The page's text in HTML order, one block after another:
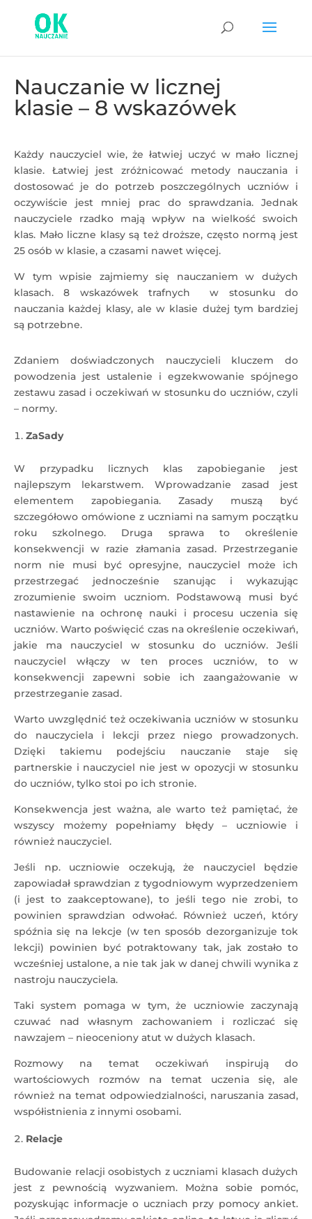
Nauczanie w licznej
klasie – 8 wskazówek
Każdy nauczyciel wie, że łatwiej uczyć w mało licznej
klasie. Łatwiej jest zróżnicować metody nauczania i
dostosować je do potrzeb poszczególnych uczniów i
oczywiście jest mniej prac do sprawdzania. Jednak
nauczyciele rzadko mają wpływ na wielkość swoich
klas. Mało liczne klasy są też droższe, często normą jest
25 osób w klasie, a czasami nawet więcej.
W tym wpisie zajmiemy się nauczaniem w dużych
klasach. 8 wskazówek trafnych w stosunku do
nauczania każdej klasy, ale w klasie dużej tym bardziej
są potrzebne.
Zdaniem doświadczonych nauczycieli kluczem do
powodzenia jest ustalenie i egzekwowanie spójnego
zestawu zasad i oczekiwań w stosunku do uczniów, czyli
– normy.
ZaSady
W przypadku licznych klas zapobieganie jest
najlepszym lekarstwem. Wprowadzanie zasad jest
elementem zapobiegania. Zasady muszą być
szczegółowo omówione z uczniami na samym początku
roku szkolnego. Druga sprawa to określenie
konsekwencji w razie złamania zasad. Przestrzeganie
norm nie musi być opresyjne, nauczyciel może ich
przestrzegać jednocześnie szanując i wykazując
zrozumienie swoim uczniom. Podstawową musi być
nastawienie na ochronę nauki i procesu uczenia się
uczniów. Warto poświęcić czas na określenie oczekiwań,
jakie ma nauczyciel w stosunku do uczniów. Jeśli
nauczyciel włączy w ten proces uczniów, to w
konsekwencji zapewni sobie ich zaangażowanie w
przestrzeganie zasad.
Warto uwzględnić też oczekiwania uczniów w stosunku
do nauczyciela i lekcji przez niego prowadzonych.
Dzięki takiemu podejściu nauczanie staje się
partnerskie i nauczyciel nie jest w opozycji w stosunku
do uczniów, tylko stoi po ich stronie.
Konsekwencja jest ważna, ale warto też pamiętać, że
wszyscy możemy popełniamy błędy – uczniowie i
również nauczyciel.
Jeśli np. uczniowie oczekują, że nauczyciel będzie
zapowiadał sprawdzian z tygodniowym wyprzedzeniem
(i jest to zaakceptowane), to jeśli tego nie zrobi, to
powinien sprawdzian odwołać. Również uczeń, który
spóźnia się na lekcje (w ten sposób dezorganizuje tok
lekcji) powinien być potraktowany tak, jak zostało to
wcześniej ustalone, a nie tak jak w danej chwili wynika z
nastroju nauczyciela.
Taki system pomaga w tym, że uczniowie zaczynają
czuwać nad własnym zachowaniem i rozliczać się
nawzajem – nieoceniony atut w dużych klasach.
Rozmowy na temat oczekiwań inspirują do
wartościowych rozmów na temat uczenia się, ale
również na temat odpowiedzialności, naruszania zasad,
współistnienia z innymi osobami.
Relacje
Budowanie relacji osobistych z uczniami klasach dużych
jest z pewnością wyzwaniem. Można sobie pomóc,
pozyskując informacje o uczniach przy pomocy ankiet.